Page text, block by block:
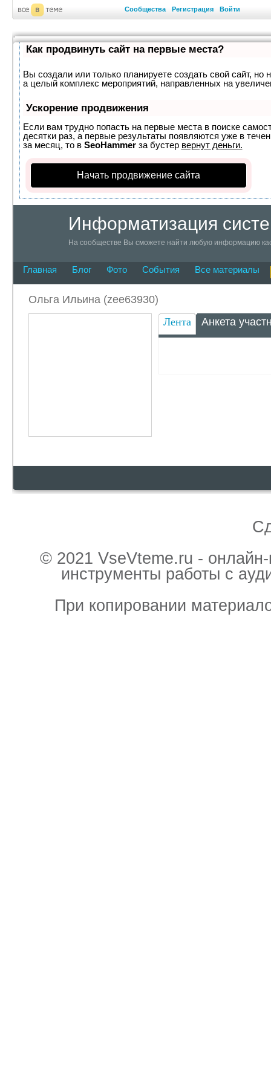
Сообщества Регистрация Войти
Как продвинуть сайт на первые места?
Вы создали или только планируете создать свой сайт, но
а целый комплекс мероприятий, направленных на
Ускорение продвижения
Если вам трудно попасть на первые места в поиске
десятки раз, а первые результаты появляются уже в
за месяц, то в SeoHammerза бустер вернут деньги.
Начать продвижение сайта
Информатизация
На сообществе Вы сможете найти любую информацию
Главная Блог Фото События Все материалы
Ольга Ильина (zee63930)
Лента
Анкета
© 2021 VseVteme.ru -
инструменты работы с
При копировании